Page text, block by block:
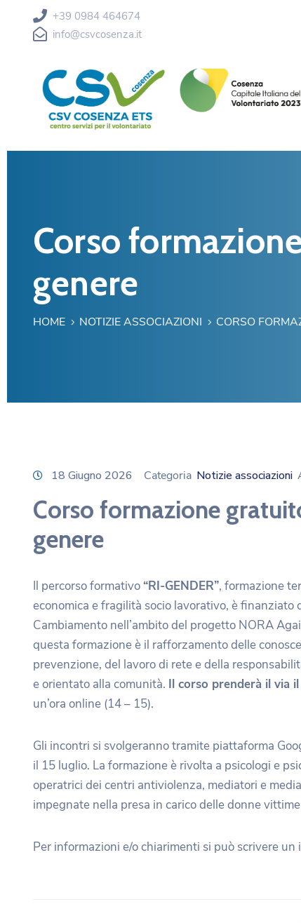
+39 0984 464674
info@csvcosenza.it
Corso
genere
HOME NOTIZIE ASSOCIAZIONI CORSO
18 Giugno 2026 Categoria Notizie associazioni
Corso formazione
genere
Il percorso formativo “RI-GENDER”, formazione
economica e fragilità socio lavorativo, è
Cambiamento nell’ambito del progetto NORA
questa formazione è il rafforzamento delle
prevenzione, del lavoro di rete e della
e orientato alla comunità. Il corso prenderà il via
un’ora online (14 – 15).
Gli incontri si svolgeranno tramite piattaforma
il 15 luglio. La formazione è rivolta a psicologi e
operatrici dei centri antiviolenza, mediatori e
impegnate nella presa in carico delle donne
Per informazioni e/o chiarimenti si può scrivere